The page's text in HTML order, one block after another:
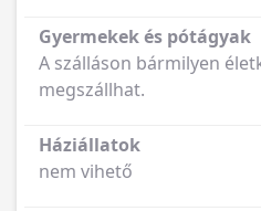
Gyermekek és pótágyak
A szálláson bármilyen
megszállhat.
Háziállatok
nem vihető